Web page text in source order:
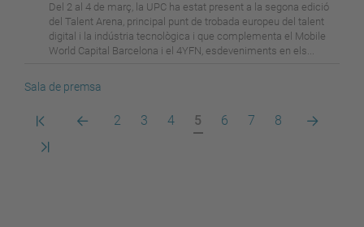
Del 2 al 4 de març, la UPC ha estat present a la segona edició
del Talent Arena, principal punt de trobada europeu del talent
digital i la indústria tecnològica i que complementa el Mobile
World Capital Barcelona i el 4YFN, esdeveniments en els...
Sala de premsa
Primera
Pàgina
Pàgina
2 Pàgina
3 Pàgina
4
Pàgina
actual
5 Pàgina
6 Pàgina
7 Pàgina
8
Pàgina
Darrera